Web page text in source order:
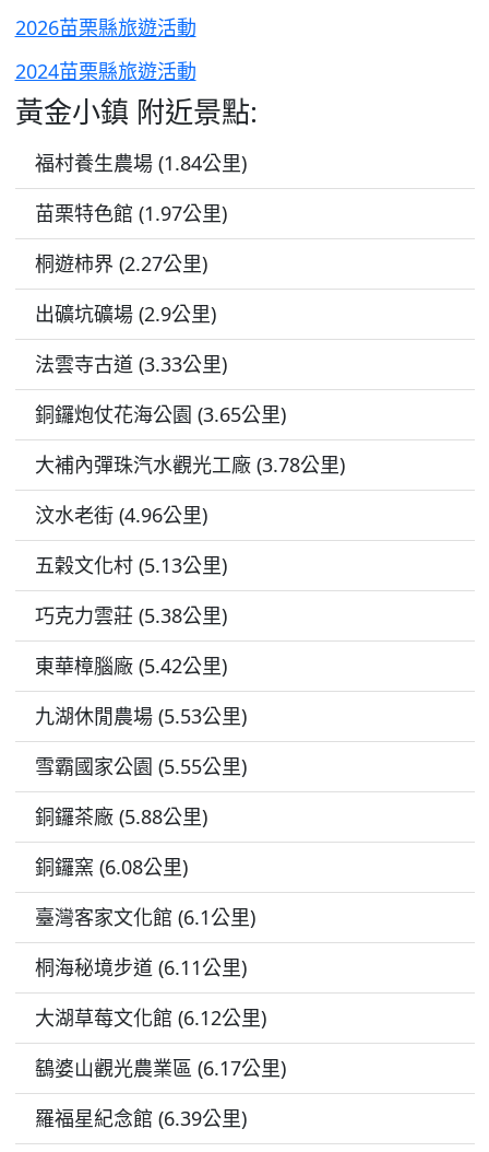
2026苗栗縣旅遊活動
2024苗栗縣旅遊活動
黃金小鎮 附近景點:
福村養生農場 (1.84公里)
苗栗特色館 (1.97公里)
桐遊柿界 (2.27公里)
出礦坑礦場 (2.9公里)
法雲寺古道 (3.33公里)
銅鑼炮仗花海公園 (3.65公里)
大補內彈珠汽水觀光工廠 (3.78公里)
汶水老街 (4.96公里)
五榖文化村 (5.13公里)
巧克力雲莊 (5.38公里)
東華樟腦廠 (5.42公里)
九湖休閒農場 (5.53公里)
雪霸國家公園 (5.55公里)
銅鑼茶廠 (5.88公里)
銅鑼窯 (6.08公里)
臺灣客家文化館 (6.1公里)
桐海秘境步道 (6.11公里)
大湖草莓文化館 (6.12公里)
鷂婆山觀光農業區 (6.17公里)
羅福星紀念館 (6.39公里)